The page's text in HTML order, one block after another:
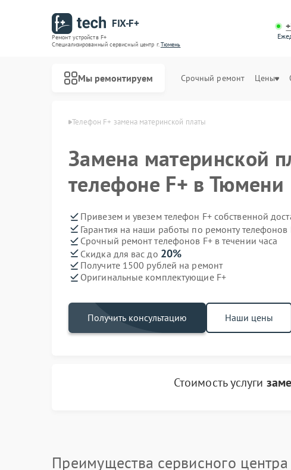
FIX-F+
Ремонт устройств F+
Специализированный cервисный центр г.Тюмень
Мы ремонтируем Срочный ремонт Цены
Телефон F+ замена материнской платы
Замена материнской
телефоне F+ в Тюмени
Привезем и увезем телефон F+ собственной
Гарантия на наши работы по ремонту телефонов
Срочный ремонт телефонов F+ в течении часа
Скидка для вас до 20%
Получите 1500 рублей на ремонт
Оригинальные комплектующие F+
Получить консультацию Наши цены
Стоимость услуги
Преимущества сервисного центра